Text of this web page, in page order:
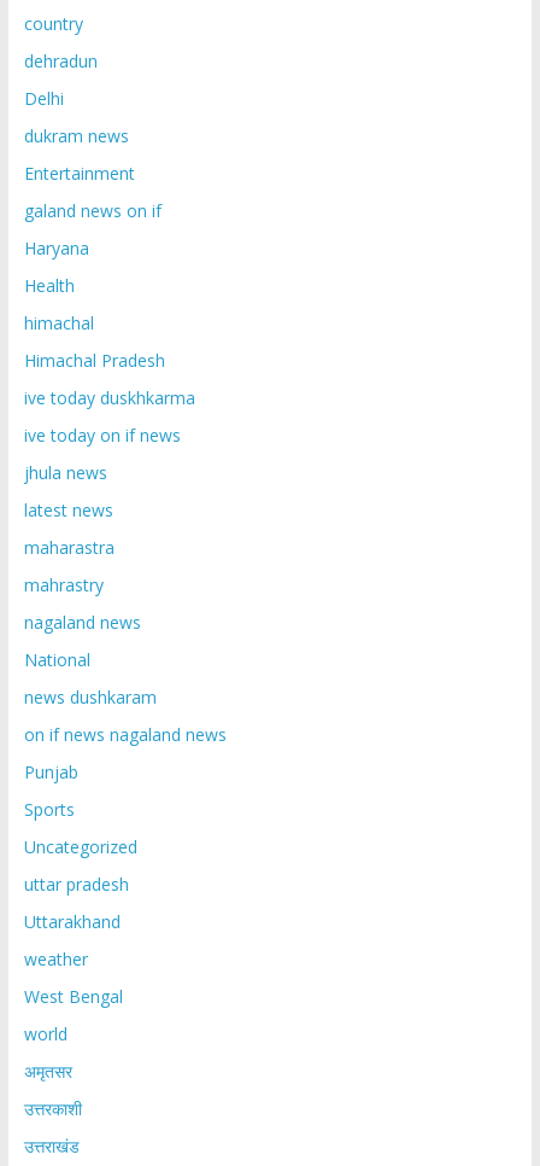
country
dehradun
Delhi
dukram news
Entertainment
galand news on if
Haryana
Health
himachal
Himachal Pradesh
ive today duskhkarma
ive today on if news
jhula news
latest news
maharastra
mahrastry
nagaland news
National
news dushkaram
on if news nagaland news
Punjab
Sports
Uncategorized
uttar pradesh
Uttarakhand
weather
West Bengal
world
अमृतसर
उत्तरकाशी
उत्तराखंड